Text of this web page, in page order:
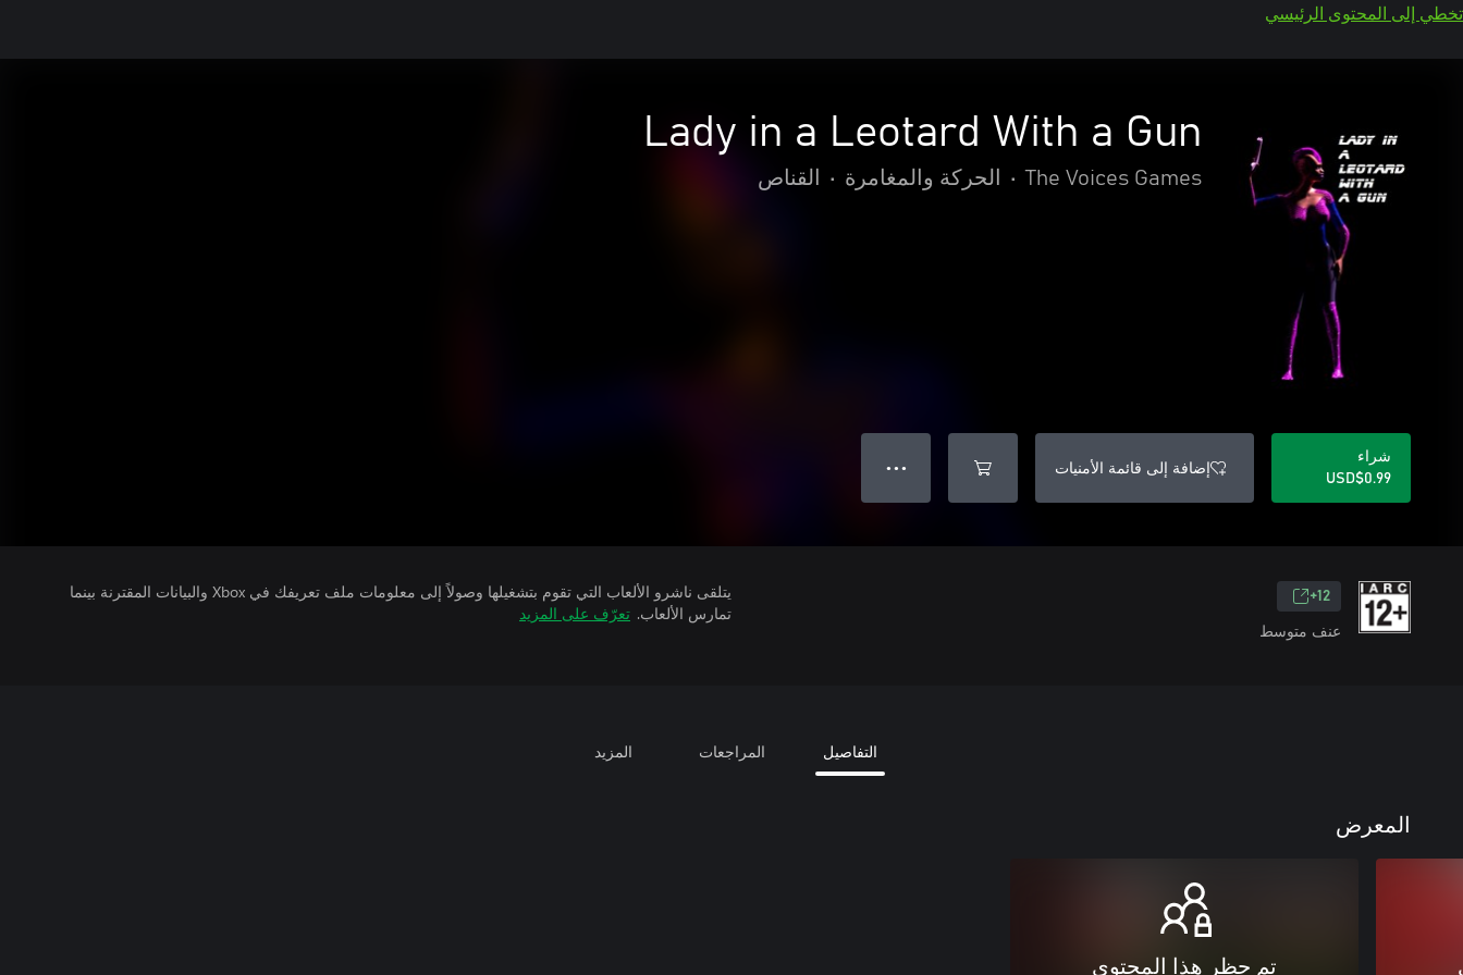
تخطي إلى المحتوى الرئيسي
Lady in a Leotard With a Gun
The Voices Games
• الحركة والمغامرة • القناص
شراء
USD$0.99
إضافة إلى قائمة الأمنيات ● ● ●
12+
عنف متوسط
يتلقى ناشرو الألعاب التي تقوم بتشغيلها وصولاً إلى معلومات ملف تعريفك في Xbox والبيانات المقترنة بينما
تمارس الألعاب. تعرّف على المزيد
التفاصيل المراجعات المزيد
المعرض
تم حظر هذا المحتوى